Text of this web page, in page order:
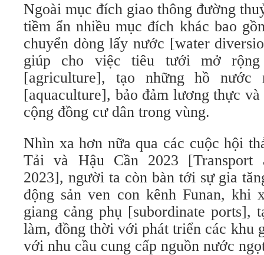
Ngoài mục đích giao thông đường
tiềm ẩn nhiều mục đích khác bao
chuyển dòng lấy nước [water
giúp cho việc tiêu tưới mở
[agriculture], tạo những hồ nước
[aquaculture], bảo đảm lương thực
cộng đồng cư dân trong vùng.
Nhìn xa hơn nữa qua các cuộc hội
Tải và Hậu Cần 2023 [Transport
2023], người ta còn bàn tới sự gia
động sản ven con kênh Funan, khi
giang cảng phụ [subordinate ports],
làm, đồng thời với phát triển các khu
với nhu cầu cung cấp nguồn nước